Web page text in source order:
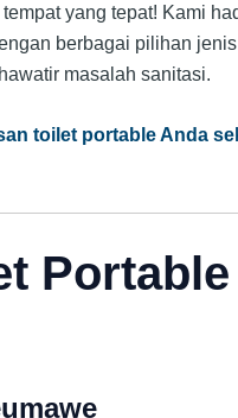
yang tepat! Kami
berbagai pilihan
masalah sanitasi.
toilet portable Anda